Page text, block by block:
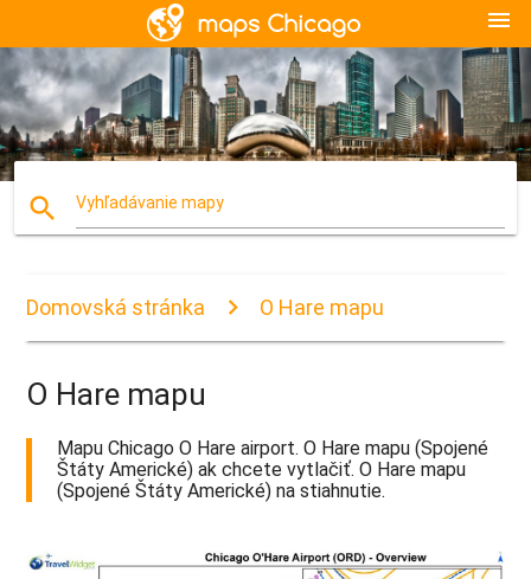
menu
search Vyhľadávanie mapy
Domovská stránka O Hare mapu
O Hare mapu
Mapu Chicago O Hare airport. O Hare mapu (Spojené
Štáty Americké) ak chcete vytlačiť. O Hare mapu
(Spojené Štáty Americké) na stiahnutie.